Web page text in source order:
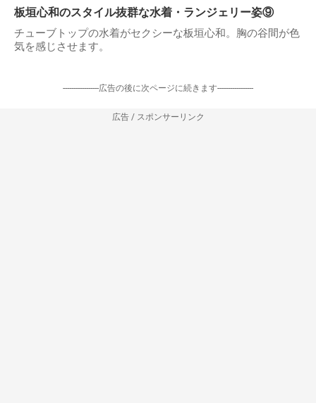
板垣心和のスタイル抜群な水着・ランジェリー姿⑨
チューブトップの水着がセクシーな板垣心和。胸の谷間が色
気を感じさせます。
-----------------広告の後に次ページに続きます-----------------
広告 / スポンサーリンク